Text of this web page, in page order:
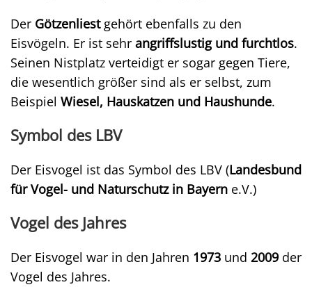
Der Götzenliestgehört ebenfalls zu den
Eisvögeln. Er ist sehr angriffslustig und furchtlos.
Seinen Nistplatz verteidigt er sogar gegen Tiere,
die wesentlich größer sind als er selbst, zum
Beispiel Wiesel, Hauskatzen und Haushunde.
Symbol des LBV
Der Eisvogel ist das Symbol des LBV (Landesbund
für Vogel- und Naturschutz in Bayern e.V.)
Vogel des Jahres
Der Eisvogel war in den Jahren 1973 und 2009 der
Vogel des Jahres.